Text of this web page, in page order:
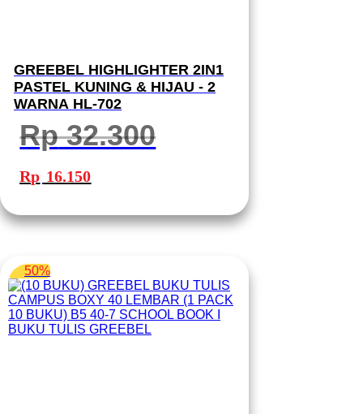
GREEBEL HIGHLIGHTER 2IN1
PASTEL KUNING & HIJAU - 2
WARNA HL-702
Rp32.300
Harga
aslinya
adalah:
Rp 16.150ini
50%